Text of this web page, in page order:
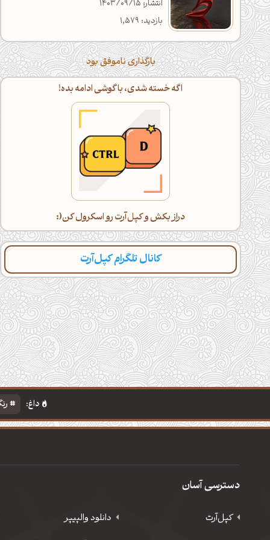
انتشار: 1403/09/15
بازدید: 1,579
بارگذاری ناموفق بود
اگه خسته شدی، با گوشی ادامه بده!
دراز بکش و کپل‌آرت رو اسکرول کن(:
کانال تلگرام کپل‌آرت
داغ:
دسترسی آسان
کپل‌آرت دانلود‌ والپیپر